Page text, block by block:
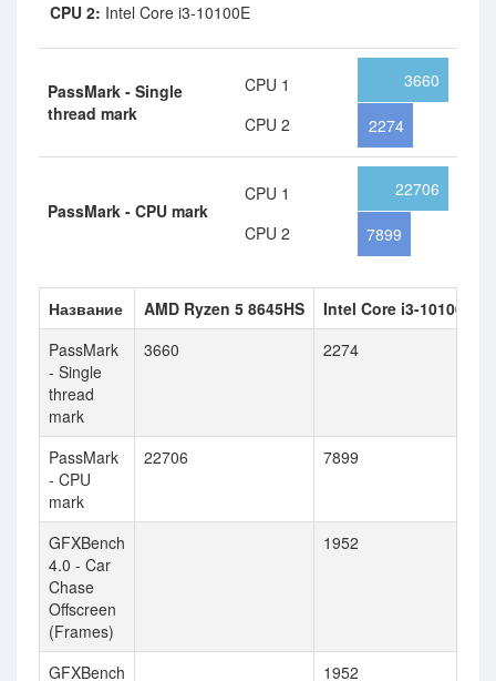
CPU 2: Intel Core i3-10100E
PassMark - Single
thread mark
CPU 1
CPU 2
3660
2274
PassMark - CPU mark
CPU 1
CPU 2
22706
7899
Название AMD Ryzen 5 8645HS
Intel Core i3-10100E
PassMark
- Single
thread
mark
3660 2274
PassMark
- CPU
mark
22706 7899
GFXBench
4.0 - Car
Chase
Offscreen
(Frames)
1952
GFXBench 1952